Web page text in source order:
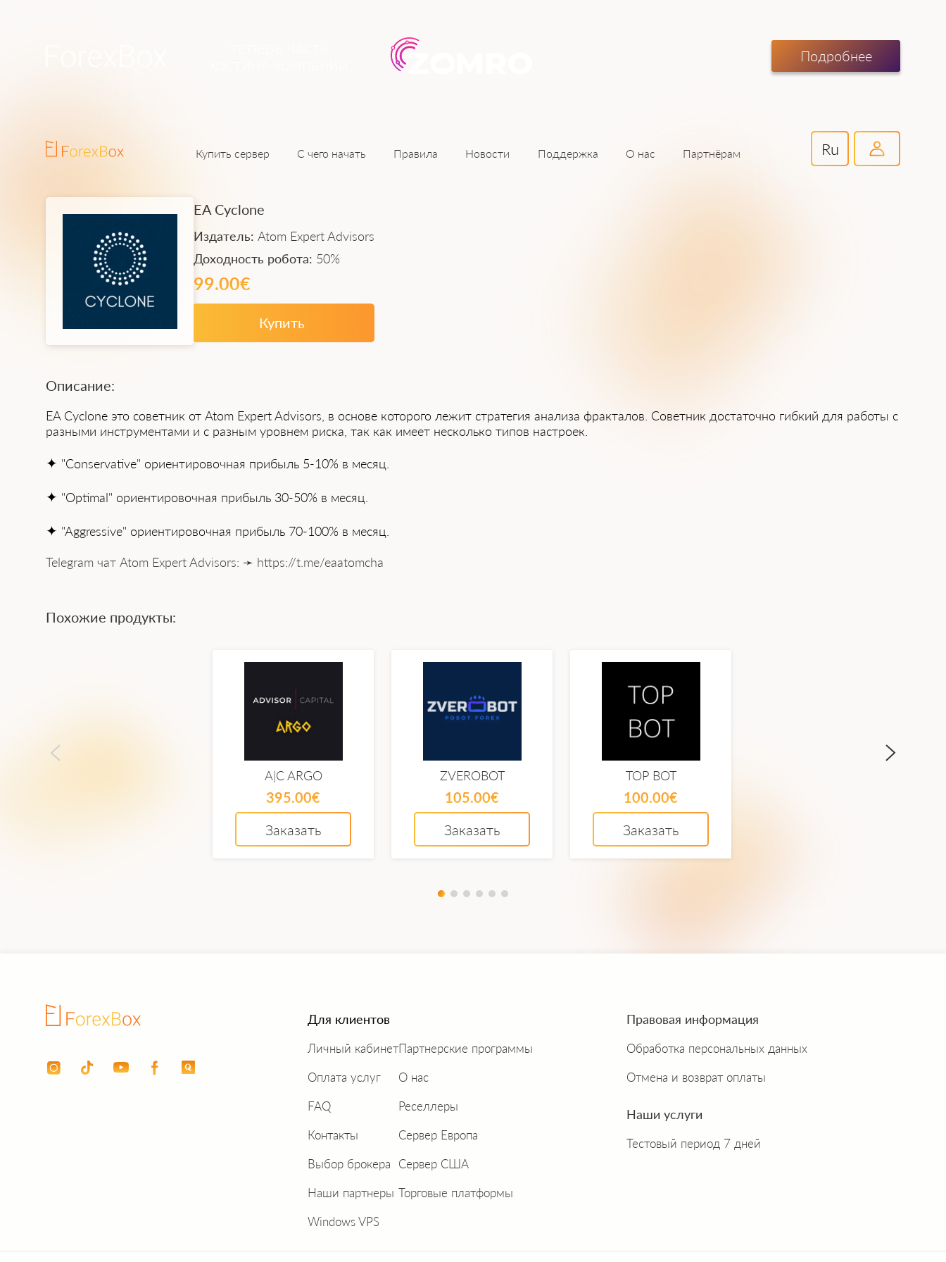
Подробнее
Купить сервер С чего начать Правила Новости Поддержка О нас Партнёрам Ru
EA Cyclone
Издатель: Atom Expert Advisors
Доходность робота: 50%
99.00€
Купить
Описание:
EA Cyclone это советник от Atom Expert Advisors, в основе которого лежит стратегия анализа фракталов. Советник достаточно гибкий для работы с
разными инструментами и с разным уровнем риска, так как имеет несколько типов настроек.
✦ "Conservative" ориентировочная прибыль 5-10% в месяц.
✦ "Optimal" ориентировочная прибыль 30-50% в месяц.
✦ "Aggressive" ориентировочная прибыль 70-100% в месяц.
Telegram чат Atom Expert Advisors: ➛ https://t.me/eaatomcha
Похожие продукты:
A|C ARGO
395.00€
Заказать
ZVEROBOT
105.00€
Заказать
TOP BOT
100.00€
Заказать
Для клиентов
Личный кабинет
Оплата услуг
FAQ
Контакты
Выбор брокера
Наши партнеры
Windows VPS
Партнерские программы
О нас
Реселлеры
Сервер Европа
Сервер США
Торговые платформы
Правовая информация
Обработка персональных данных
Отмена и возврат оплаты
Наши услуги
Тестовый период 7 дней